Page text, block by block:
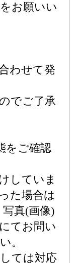
お願いい
わせて発
でご了承
をご確認
していま
た場合は
真(画像)
てお問い
。
ては対応